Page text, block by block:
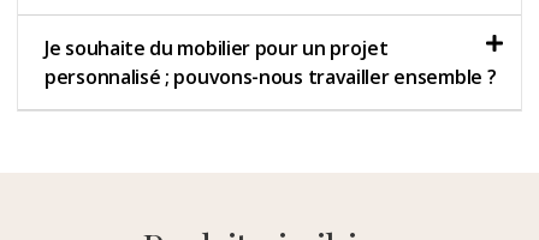
Je souhaite du mobilier pour un projet
personnalisé ; pouvons-nous travailler ensemble ?